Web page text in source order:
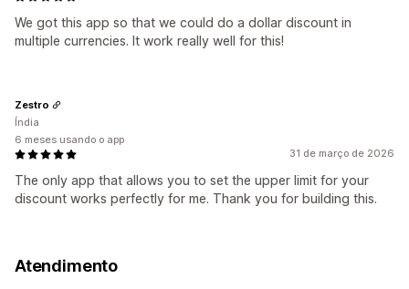
We got this app so that we could do a dollar discount in
multiple currencies. It work really well for this!
31 de março de 2026
The only app that allows you to set the upper limit for your
discount works perfectly for me. Thank you for building this.
Zestro
Índia
6 meses usando o app
Atendimento